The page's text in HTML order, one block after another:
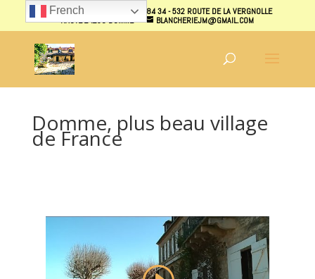
07 70 40 87 31 - 07 70 38 84 34 - 532 ROUTE DE LA VERGNOLLE
HAUTE 24250 DOMME
BLANCHERIEJM@GMAIL.COM
Domme, plus beau village
de France
French